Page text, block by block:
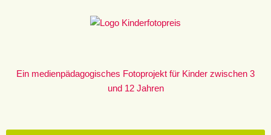
Ein medienpädagogisches Fotoprojekt für Kinder zwischen 3
und 12 Jahren